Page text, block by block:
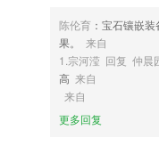
5,整合百度、神马等6大搜
6,全面满足数字化校园需
大红鹰dhy优惠大厅
1.新的一些绘画学习数据都
陈伦育 ：宝石镶嵌
果。
来自
1.宗河滢 回复 仲晨
高 来自
来自
更多回复